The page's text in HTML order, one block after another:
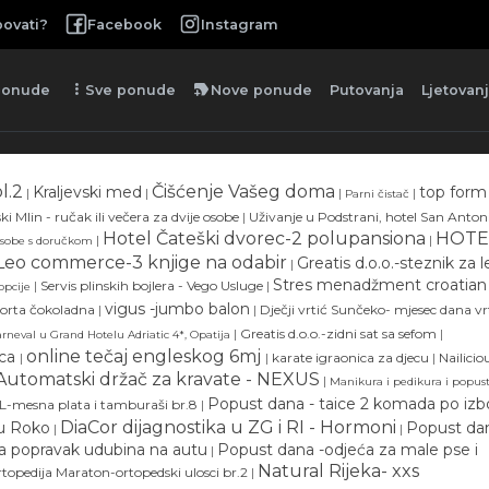
Facebook Instagram
more_vert Sve ponude new_label Nove ponude Putovanja
| Kraljevski med | Čišćenje Vašeg doma | Parni čistač | top form
Mlin - ručak ili večera za dvije osobe | Uživanje u Podstrani, hotel San
s doručkom | Hotel Čateški dvorec-2 polupansiona |
commerce-3 knjige na odabir | Greatis d.o.o.-steznik za
| Servis plinskih bojlera - Vego Usluge | Stres menadžment croatian
čokoladna | vigus -jumbo balon | Dječji vrtić Sunčeko- mjesec dana
u Grand Hotelu Adriatic 4*, Opatija | Greatis d.o.o.-zidni sat sa sefom |
| online tečaj engleskog 6mj | karate igraonica za djecu |
držač za kravate - NEXUS | Manikura i pedikura i
mesna plata i tamburaši br.8 | Popust dana - taice 2 komada po
Roko | DiaCor dijagnostika u ZG i RI - Hormoni | Popust
popravak udubina na autu | Popust dana -odjeća za male pse i
Maraton-ortopedski ulosci br.2 | Natural Rijeka- xxs